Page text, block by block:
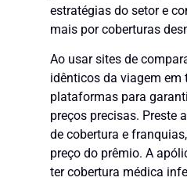
estratégias do setor e
mais por coberturas
Ao usar sites de
idênticos da viagem em
plataformas para
preços precisas. Preste
de cobertura e
preço do prêmio. A
ter cobertura médica